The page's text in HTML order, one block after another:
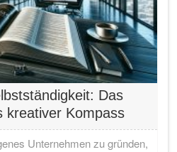
Das
kreativer Kompass
Unternehmen zu gründen,